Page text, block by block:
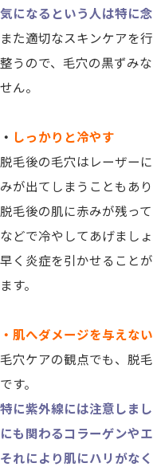
気になるという人は特に
また適切なスキンケアを
整うので、毛穴の黒ずみ
せん。
・ しっかりと冷やす
脱毛後の毛穴はレーザー
みが出てしまうこともあり
脱毛後の肌に赤みが残っ
などで冷やしてあげましょ
早く炎症を引かせること
ます。
・肌へダメージを与えな
毛穴ケアの観点でも、脱
です。
特に紫外線には注意しま
にも関わるコラーゲンや
それにより肌にハリがな